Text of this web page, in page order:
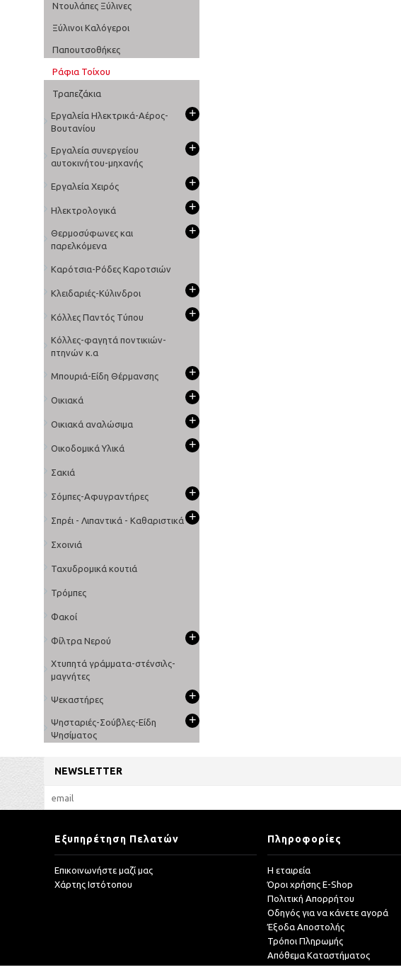
Ντουλάπες Ξύλινες
Ξύλινοι Καλόγεροι
Παπουτσοθήκες
Ράφια Τοίχου
Τραπεζάκια
Εργαλεία Ηλεκτρικά-Αέρος-
Βουτανίου
+
Εργαλεία συνεργείου
αυτοκινήτου-μηχανής
+
Εργαλεία Χειρός +
Ηλεκτρολογικά +
Θερμοσύφωνες και
παρελκόμενα
+
Καρότσια-Ρόδες Καροτσιών
Κλειδαριές-Κύλινδροι +
Κόλλες Παντός Τύπου +
Κόλλες-φαγητά ποντικιών-
πτηνών κ.α
Μπουριά-Είδη Θέρμανσης +
Οικιακά +
Οικιακά αναλώσιμα +
Οικοδομικά Υλικά +
Σακιά
Σόμπες-Αφυγραντήρες +
Σπρέι - Λιπαντικά - Καθαριστικά +
Σχοινιά
Ταχυδρομικά κουτιά
Τρόμπες
Φακοί
Φίλτρα Νερού +
Χτυπητά γράμματα-στένσιλς-
μαγνήτες
Ψεκαστήρες +
Ψησταριές-Σούβλες-Είδη
Ψησίματος
+
NEWSLETTER
Εξυπηρέτηση Πελατών
Επικοινωνήστε μαζί μας
Χάρτης Ιστότοπου
Πληροφορίες
Η εταιρεία
Όροι χρήσης E-Shop
Πολιτική Απορρήτου
Οδηγός για να κάνετε αγορά
Έξοδα Αποστολής
Τρόποι Πληρωμής
Απόθεμα Καταστήματος